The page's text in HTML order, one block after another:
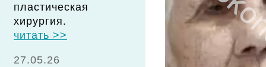
пластическая
хирургия.
читать >>
27.05.26